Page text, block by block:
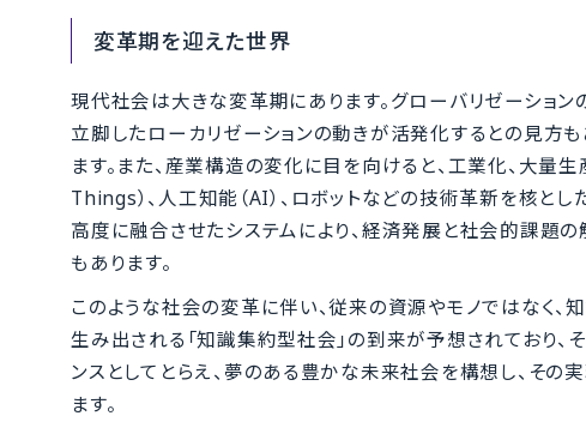
変革期を迎えた世界
現代社会は大きな変革期にあります。グローバリゼーショ
立脚したローカリゼーションの動きが活発化するとの見方
ます。また、産業構造の変化に目を向けると、工業化、大
Things）、人工知能（AI）、ロボットなどの技術革新を核と
高度に融合させたシステムにより、経済発展と社会的課題
もあります。
このような社会の変革に伴い、従来の資源やモノではなく
生み出される「知識集約型社会」の到来が予想されており
ンスとしてとらえ、夢のある豊かな未来社会を構想し、そ
ます。